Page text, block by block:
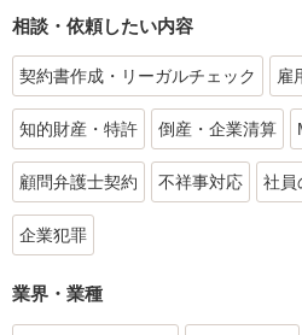
相談・依頼したい内容
契約書作成・リーガルチェック 雇
知的財産・特許 倒産・企業清算
顧問弁護士契約 不祥事対応 社員
企業犯罪
業界・業種